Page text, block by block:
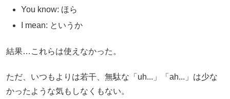
You know: ほら
I mean: というか
結果…これらは使えなかった。
ただ、いつもよりは若干、無駄な「uh...」「ah...」は少な
かったような気もしなくもない。